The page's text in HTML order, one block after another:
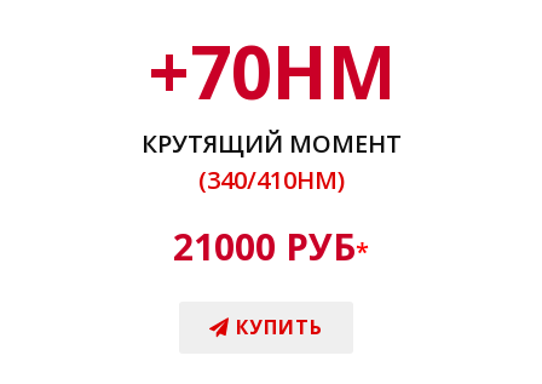
+70НМ
КРУТЯЩИЙ МОМЕНТ
(340/410НМ)
21000 РУБ*
КУПИТЬ